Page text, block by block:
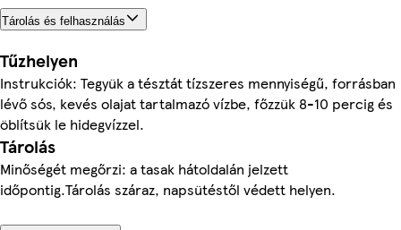
Tárolás és felhasználás
Tűzhelyen
Instrukciók: Tegyük a tésztát tízszeres mennyiségű, forrásban
lévő sós, kevés olajat tartalmazó vízbe, főzzük 8-10 percig és
öblítsük le hidegvízzel.
Tárolás
Minőségét megőrzi: a tasak hátoldalán jelzett
időpontig.Tárolás száraz, napsütéstől védett helyen.